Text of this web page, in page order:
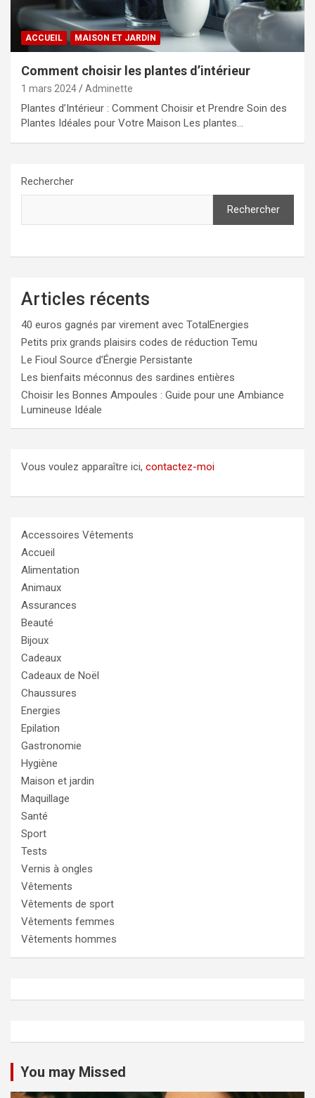
ACCUEIL MAISON ET JARDIN
Comment choisir les plantes d’intérieur
1 mars 2024 Adminette
Plantes d’Intérieur : Comment Choisir et Prendre Soin des
Plantes Idéales pour Votre Maison Les plantes…
Rechercher
Rechercher
Articles récents
40 euros gagnés par virement avec TotalEnergies
Petits prix grands plaisirs codes de réduction Temu
Le Fioul Source d’Énergie Persistante
Les bienfaits méconnus des sardines entières
Choisir les Bonnes Ampoules : Guide pour une Ambiance
Lumineuse Idéale
Vous voulez apparaître ici, contactez-moi
Accessoires Vêtements
Accueil
Alimentation
Animaux
Assurances
Beauté
Bijoux
Cadeaux
Cadeaux de Noël
Chaussures
Energies
Epilation
Gastronomie
Hygiène
Maison et jardin
Maquillage
Santé
Sport
Tests
Vernis à ongles
Vêtements
Vêtements de sport
Vêtements femmes
Vêtements hommes
You may Missed